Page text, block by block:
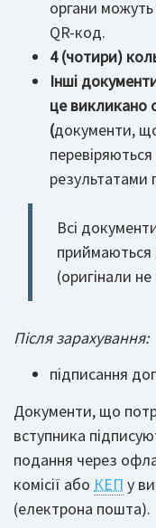
органи можуть
QR-код.
4 (чотири)
Інші
це викликано
(документи,
результатами
Всі
приймаються
(оригінали не
Після зарахування:
підписання
Документи, що
вступника
подання через
комісії або КЕП у
(електрона пошта).